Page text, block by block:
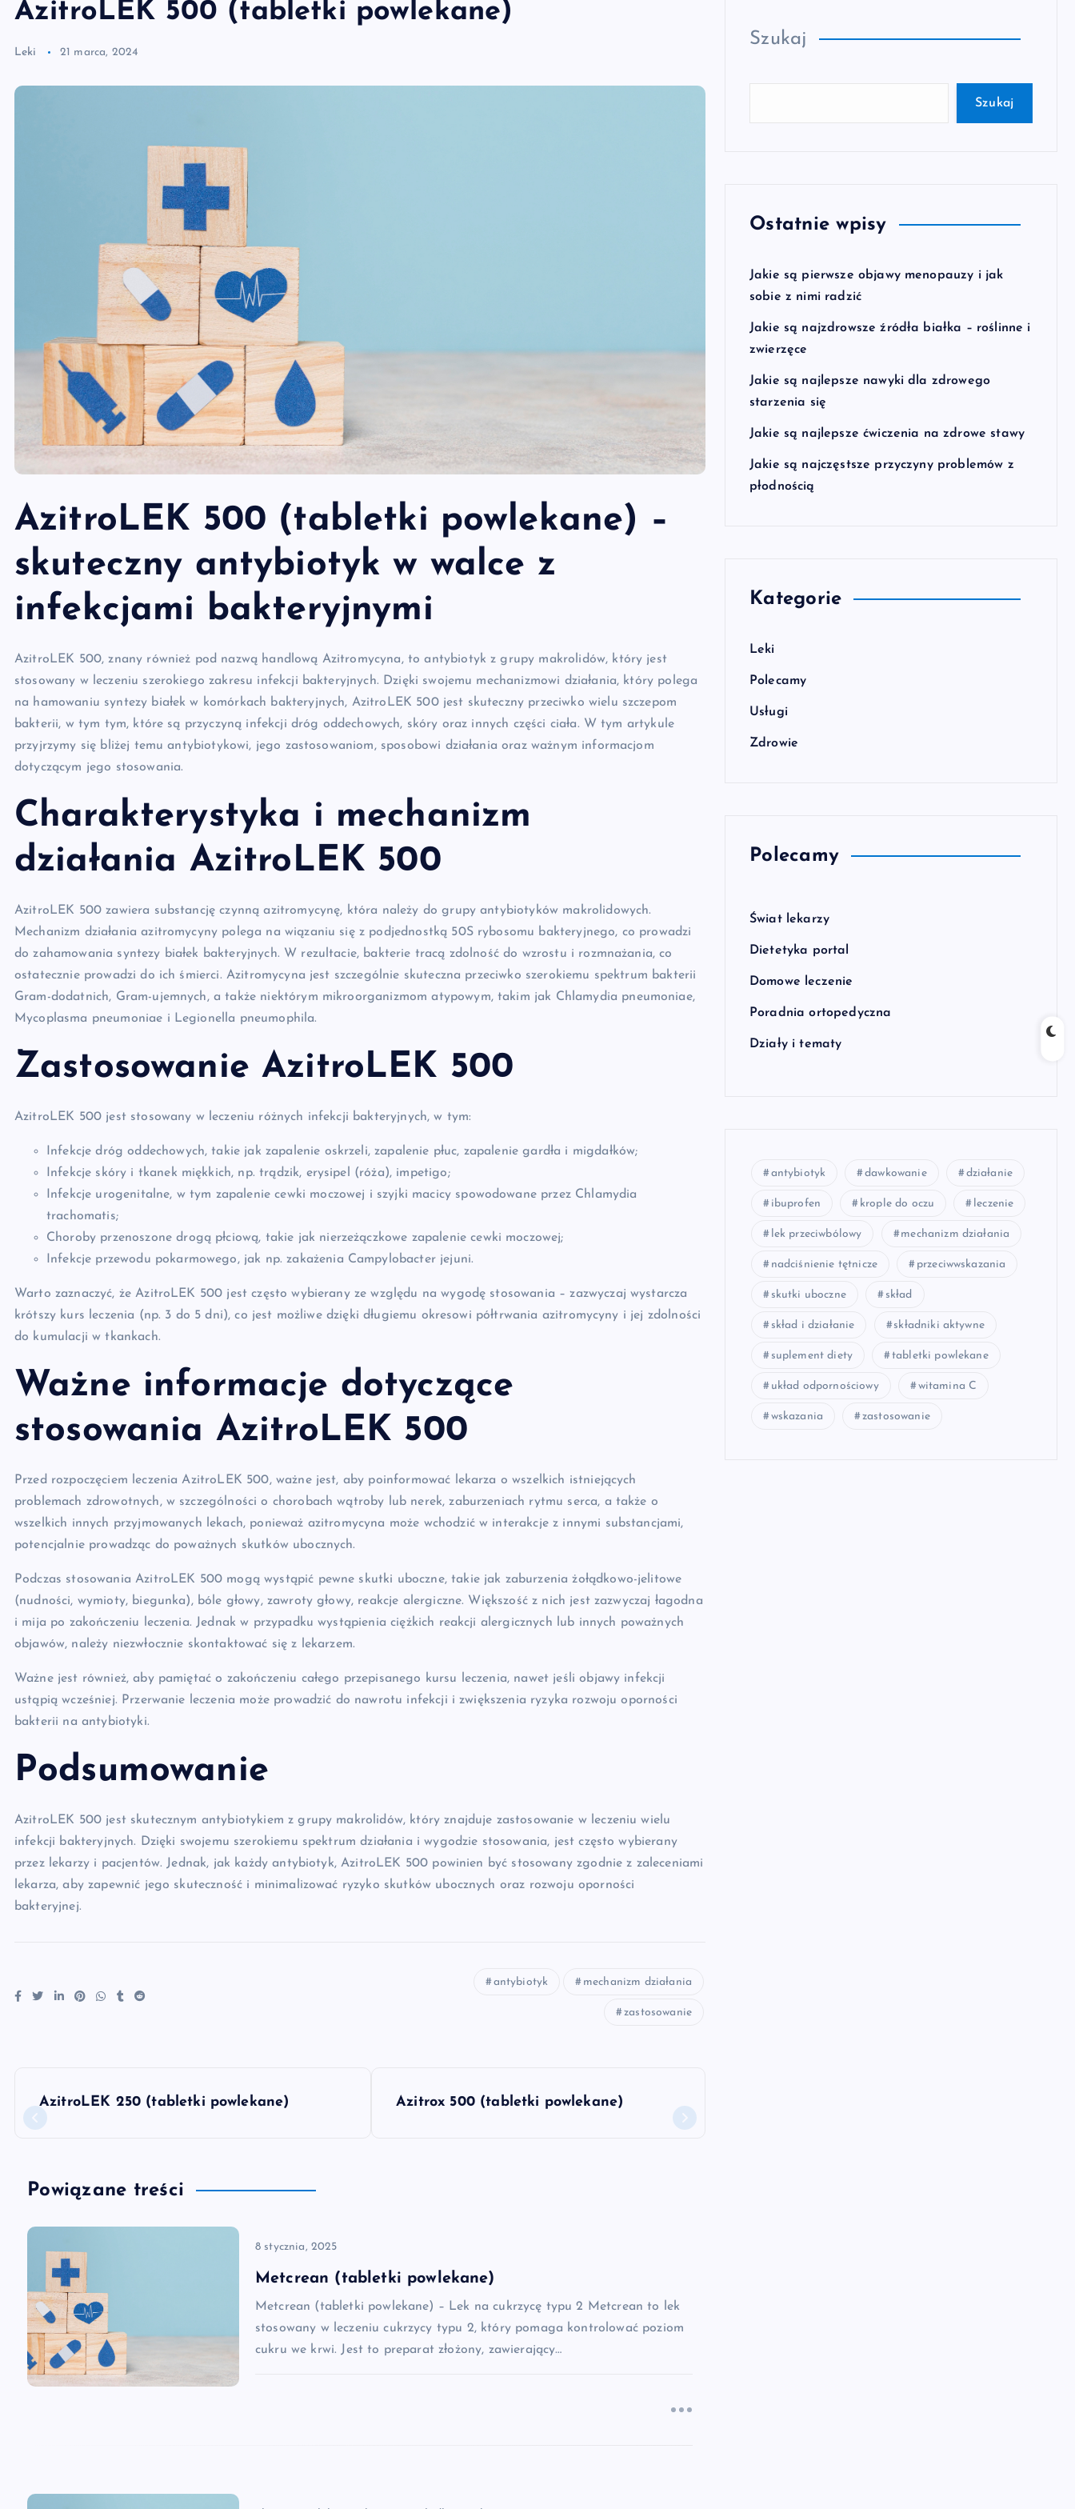
AzitroLEK 500 (tabletki powlekane)
Leki 21 marca, 2024
AzitroLEK 500 (tabletki powlekane) –
skuteczny antybiotyk w walce z
infekcjami bakteryjnymi
AzitroLEK 500, znany również pod nazwą handlową Azitromycyna, to antybiotyk z grupy makrolidów, który jest
stosowany w leczeniu szerokiego zakresu infekcji bakteryjnych. Dzięki swojemu mechanizmowi działania, który polega
na hamowaniu syntezy białek w komórkach bakteryjnych, AzitroLEK 500 jest skuteczny przeciwko wielu szczepom
bakterii, w tym tym, które są przyczyną infekcji dróg oddechowych, skóry oraz innych części ciała. W tym artykule
przyjrzymy się bliżej temu antybiotykowi, jego zastosowaniom, sposobowi działania oraz ważnym informacjom
dotyczącym jego stosowania.
Charakterystyka i mechanizm
działania AzitroLEK 500
AzitroLEK 500 zawiera substancję czynną azitromycynę, która należy do grupy antybiotyków makrolidowych.
Mechanizm działania azitromycyny polega na wiązaniu się z podjednostką 50S rybosomu bakteryjnego, co prowadzi
do zahamowania syntezy białek bakteryjnych. W rezultacie, bakterie tracą zdolność do wzrostu i rozmnażania, co
ostatecznie prowadzi do ich śmierci. Azitromycyna jest szczególnie skuteczna przeciwko szerokiemu spektrum bakterii
Gram-dodatnich, Gram-ujemnych, a także niektórym mikroorganizmom atypowym, takim jak Chlamydia pneumoniae,
Mycoplasma pneumoniae i Legionella pneumophila.
Zastosowanie AzitroLEK 500
AzitroLEK 500 jest stosowany w leczeniu różnych infekcji bakteryjnych, w tym:
Infekcje dróg oddechowych, takie jak zapalenie oskrzeli, zapalenie płuc, zapalenie gardła i migdałków;
Infekcje skóry i tkanek miękkich, np. trądzik, erysipel (róża), impetigo;
Infekcje urogenitalne, w tym zapalenie cewki moczowej i szyjki macicy spowodowane przez Chlamydia
trachomatis;
Choroby przenoszone drogą płciową, takie jak nierzeżączkowe zapalenie cewki moczowej;
Infekcje przewodu pokarmowego, jak np. zakażenia Campylobacter jejuni.
Warto zaznaczyć, że AzitroLEK 500 jest często wybierany ze względu na wygodę stosowania – zazwyczaj wystarcza
krótszy kurs leczenia (np. 3 do 5 dni), co jest możliwe dzięki długiemu okresowi półtrwania azitromycyny i jej zdolności
do kumulacji w tkankach.
Ważne informacje dotyczące
stosowania AzitroLEK 500
Przed rozpoczęciem leczenia AzitroLEK 500, ważne jest, aby poinformować lekarza o wszelkich istniejących
problemach zdrowotnych, w szczególności o chorobach wątroby lub nerek, zaburzeniach rytmu serca, a także o
wszelkich innych przyjmowanych lekach, ponieważ azitromycyna może wchodzić w interakcje z innymi substancjami,
potencjalnie prowadząc do poważnych skutków ubocznych.
Podczas stosowania AzitroLEK 500 mogą wystąpić pewne skutki uboczne, takie jak zaburzenia żołądkowo-jelitowe
(nudności, wymioty, biegunka), bóle głowy, zawroty głowy, reakcje alergiczne. Większość z nich jest zazwyczaj łagodna
i mija po zakończeniu leczenia. Jednak w przypadku wystąpienia ciężkich reakcji alergicznych lub innych poważnych
objawów, należy niezwłocznie skontaktować się z lekarzem.
Ważne jest również, aby pamiętać o zakończeniu całego przepisanego kursu leczenia, nawet jeśli objawy infekcji
ustąpią wcześniej. Przerwanie leczenia może prowadzić do nawrotu infekcji i zwiększenia ryzyka rozwoju oporności
bakterii na antybiotyki.
Podsumowanie
AzitroLEK 500 jest skutecznym antybiotykiem z grupy makrolidów, który znajduje zastosowanie w leczeniu wielu
infekcji bakteryjnych. Dzięki swojemu szerokiemu spektrum działania i wygodzie stosowania, jest często wybierany
przez lekarzy i pacjentów. Jednak, jak każdy antybiotyk, AzitroLEK 500 powinien być stosowany zgodnie z zaleceniami
lekarza, aby zapewnić jego skuteczność i minimalizować ryzyko skutków ubocznych oraz rozwoju oporności
bakteryjnej.
antybiotyk mechanizm działania
zastosowanie
N
a
w
a
c
w
AzitroLEK 250 (tabletki powlekane) Azitrox 500 (tabletki powlekane)
Powiązane treści
8 stycznia, 2025
Metcrean (tabletki powlekane)
Metcrean (tabletki powlekane) – Lek na cukrzycę typu 2 Metcrean to lek
stosowany w leczeniu cukrzycy typu 2, który pomaga kontrolować poziom
cukru we krwi. Jest to preparat złożony, zawierający…
Szukaj
Szukaj
Ostatnie wpisy
Jakie są pierwsze objawy menopauzy i jak
sobie z nimi radzić
Jakie są najzdrowsze źródła białka – roślinne i
zwierzęce
Jakie są najlepsze nawyki dla zdrowego
starzenia się
Jakie są najlepsze ćwiczenia na zdrowe stawy
Jakie są najczęstsze przyczyny problemów z
płodnością
Kategorie
Leki
Polecamy
Usługi
Zdrowie
Polecamy
Świat lekarzy
Dietetyka portal
Domowe leczenie
Poradnia ortopedyczna
Działy i tematy
antybiotyk dawkowanie działanie
ibuprofen krople do oczu leczenie
lek przeciwbólowy mechanizm działania
nadciśnienie tętnicze przeciwwskazania
skutki uboczne skład
skład i działanie składniki aktywne
suplement diety tabletki powlekane
układ odpornościowy witamina C
wskazania zastosowanie